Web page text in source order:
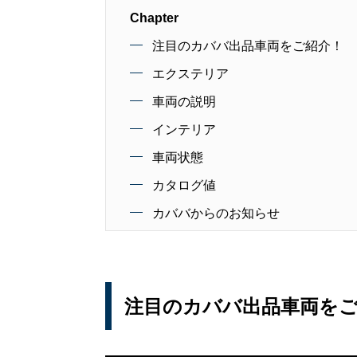
Chapter
注目のカババ出品車両をご紹介！
エクステリア
車両の説明
インテリア
車両状態
カタログ値
カババからのお知らせ
注目のカババ出品車両を